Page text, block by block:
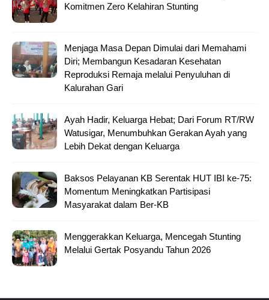
Komitmen Zero Kelahiran Stunting
Menjaga Masa Depan Dimulai dari Memahami
Diri; Membangun Kesadaran Kesehatan
Reproduksi Remaja melalui Penyuluhan di
Kalurahan Gari
Ayah Hadir, Keluarga Hebat; Dari Forum RT/RW
Watusigar, Menumbuhkan Gerakan Ayah yang
Lebih Dekat dengan Keluarga
Baksos Pelayanan KB Serentak HUT IBI ke-75:
Momentum Meningkatkan Partisipasi
Masyarakat dalam Ber-KB
Menggerakkan Keluarga, Mencegah Stunting
Melalui Gertak Posyandu Tahun 2026